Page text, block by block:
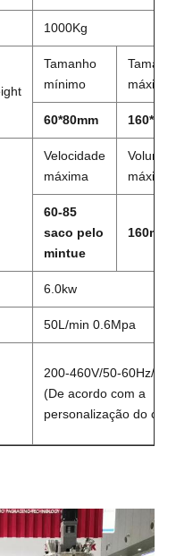
1000Kg
Tamanho
mínimo
máximo
60*80mm
Velocidade
máxima
Volume
máximo
60-85
saco pelo
mintue
160ml
6.0kw
50L/min 0.6Mpa
200-460V/50-60Hz/
(De acordo com a
personalização do